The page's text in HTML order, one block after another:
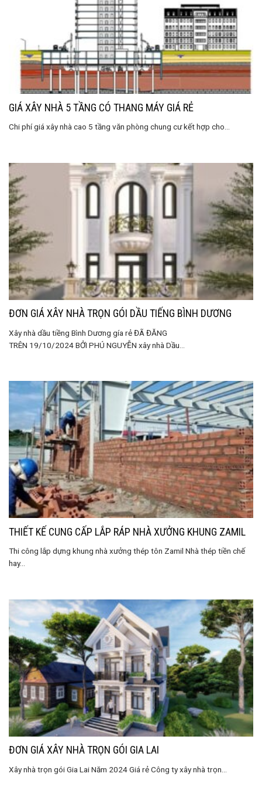
GIÁ XÂY NHÀ 5 TẦNG CÓ THANG MÁY GIÁ RẺ
Chi phí giá xây nhà cao 5 tầng văn phòng chung cư kết hợp cho...
ĐƠN GIÁ XÂY NHÀ TRỌN GÓI DẦU TIẾNG BÌNH DƯƠNG
Xây nhà dầu tiềng Bình Dương gía rẻ ĐÃ ĐĂNG
TRÊN 19/10/2024 BỞI PHÚ NGUYỄN xây nhà Dầu...
THIẾT KẾ CUNG CẤP LẮP RÁP NHÀ XƯỞNG KHUNG ZAMIL
Thi công lắp dựng khung nhà xưởng thép tôn Zamil Nhà thép tiền chế
hay...
ĐƠN GIÁ XÂY NHÀ TRỌN GÓI GIA LAI
Xây nhà trọn gói Gia Lai Năm 2024 Giá rẻ Công ty xây nhà trọn...